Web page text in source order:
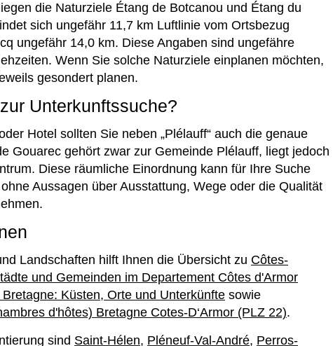
die Naturziele Étang de Botcanou und Étang du
sich ungefähr 11,7 km Luftlinie vom Ortsbezug
ungefähr 14,0 km. Diese Angaben sind ungefähre
Wenn Sie solche Naturziele einplanen möchten,
gesondert planen.
Unterkunftssuche?
Hotel sollten Sie neben „Plélauff“ auch die genaue
Gouarec gehört zwar zur Gemeinde Plélauff, liegt jedoch
Diese räumliche Einordnung kann für Ihre Suche
Aussagen über Ausstattung, Wege oder die Qualität
Landschaften hilft Ihnen die Übersicht zu Côtes-
und Gemeinden im Departement Côtes d'Armor
Bretagne: Küsten, Orte und Unterkünfte sowie
d'hôtes) Bretagne Cotes-D‘Armor (PLZ 22).
sind Saint-Hélen, Pléneuf-Val-André, Perros-